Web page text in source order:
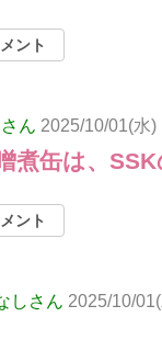
ント
ん 2025/10/01(水
煮缶は、
ント
しさん 2025/10/